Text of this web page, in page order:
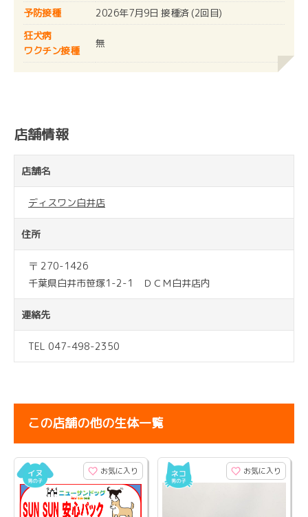
予防接種
2026年7月9日 接種済 (2回目)
狂犬病
ワクチン接種
無
店舗情報
店舗名
ディスワン白井店
住所
〒 270-1426
千葉県白井市笹塚1-2-1 ＤＣＭ白井店内
連絡先
TEL 047-498-2350
この店舗の他の生体一覧
お気に入り お気に入り